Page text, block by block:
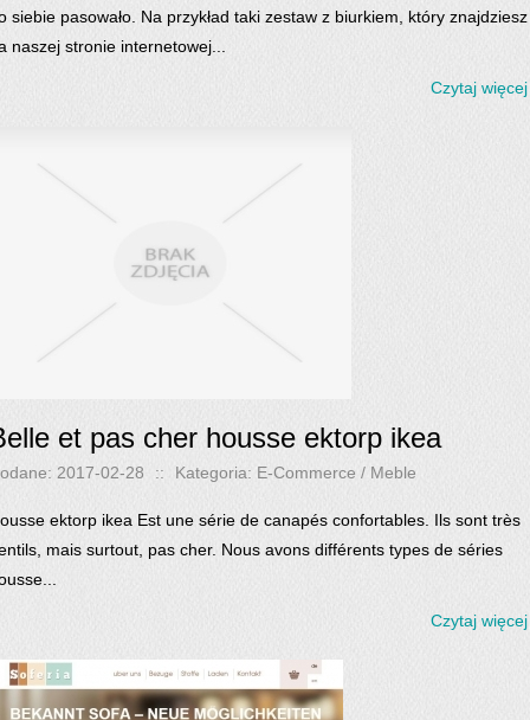
siebie pasowało. Na przykład taki zestaw z biurkiem, który znajdziesz
naszej stronie internetowej...
Czytaj
et pas cher housse ektorp ikea
2017-02-28 :: Kategoria: E-Commerce / Meble
ektorp ikea Est une série de canapés confortables. Ils sont très
mais surtout, pas cher. Nous avons différents types de séries
Czytaj